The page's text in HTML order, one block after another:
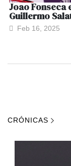
Joao Fonseca
Guillermo
Feb 16, 2025
CRÓNICAS